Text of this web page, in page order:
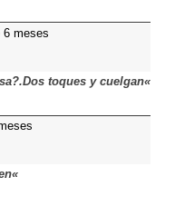
6 meses
toques y cuelgan«